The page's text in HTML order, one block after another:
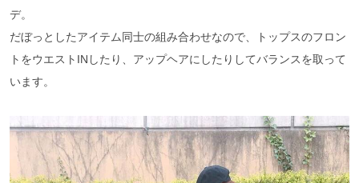
デ。
だぼっとしたアイテム同士の組み合わせなので、トップスのフロン
トをウエストINしたり、アップヘアにしたりしてバランスを取って
います。